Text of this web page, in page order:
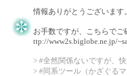
情報ありがとうございます。
お手数ですが、こちらでご
ttp://www2s.biglobe.ne.jp/
> #全然関係ないですが、
> #同系ツール（かざぐる